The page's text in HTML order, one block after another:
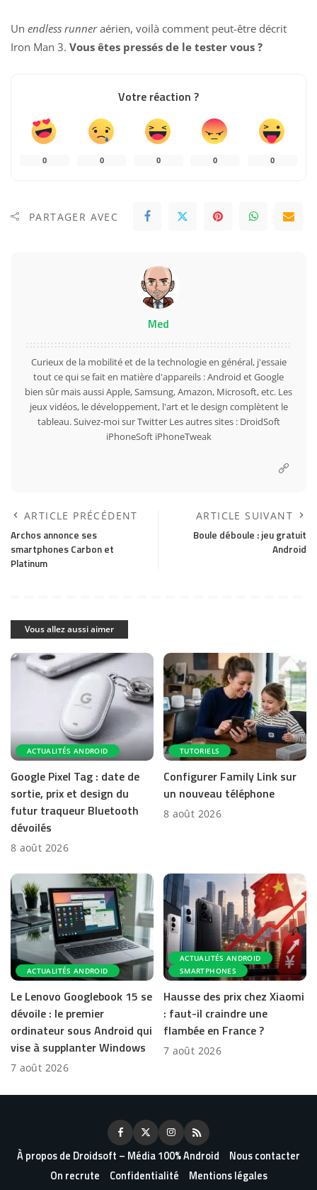
Un endless runneraérien, voilà comment peut-être décrit
Iron Man 3. Vous êtes pressés de le tester vous ?
Votre réaction ?
0 0 0 0 0
PARTAGER AVEC
Med
Curieux de la mobilité et de la technologie en général, j'essaie
tout ce qui se fait en matière d'appareils : Android et Google
bien sûr mais aussi Apple, Samsung, Amazon, Microsoft, etc. Les
jeux vidéos, le développement, l'art et le design complètent le
tableau. Suivez-moi surTwitterLes autres sites : DroidSoft
iPhoneSoft iPhoneTweak
ARTICLE PRÉCÉDENT
Archos annonce ses
smartphones Carbon et
Platinum
ARTICLE SUIVANT
Boule déboule : jeu gratuit
Android
Vous allez aussi aimer
ACTUALITÉS ANDROID
Google Pixel Tag : date de
sortie, prix et design du
futur traqueur Bluetooth
dévoilés
8 août 2026
TUTORIELS
Configurer Family Link sur
un nouveau téléphone
8 août 2026
ACTUALITÉS ANDROID
Le Lenovo Googlebook 15 se
dévoile : le premier
ordinateur sous Android qui
vise à supplanter Windows
7 août 2026
ACTUALITÉS ANDROID
SMARTPHONES
Hausse des prix chez Xiaomi
: faut-il craindre une
flambée en France ?
7 août 2026
À propos de Droidsoft – Média 100% Android
Nous contacter
On recrute
Confidentialité Mentions légales